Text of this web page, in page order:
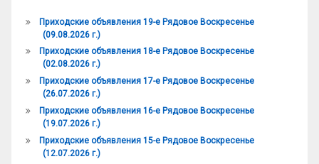
Приходские объявления 19-е Рядовое Воскресенье
(09.08.2026 г.)
Приходские объявления 18-е Рядовое Воскресенье
(02.08.2026 г.)
Приходские объявления 17-е Рядовое Воскресенье
(26.07.2026 г.)
Приходские объявления 16-е Рядовое Воскресенье
(19.07.2026 г.)
Приходские объявления 15-е Рядовое Воскресенье
(12.07.2026 г.)